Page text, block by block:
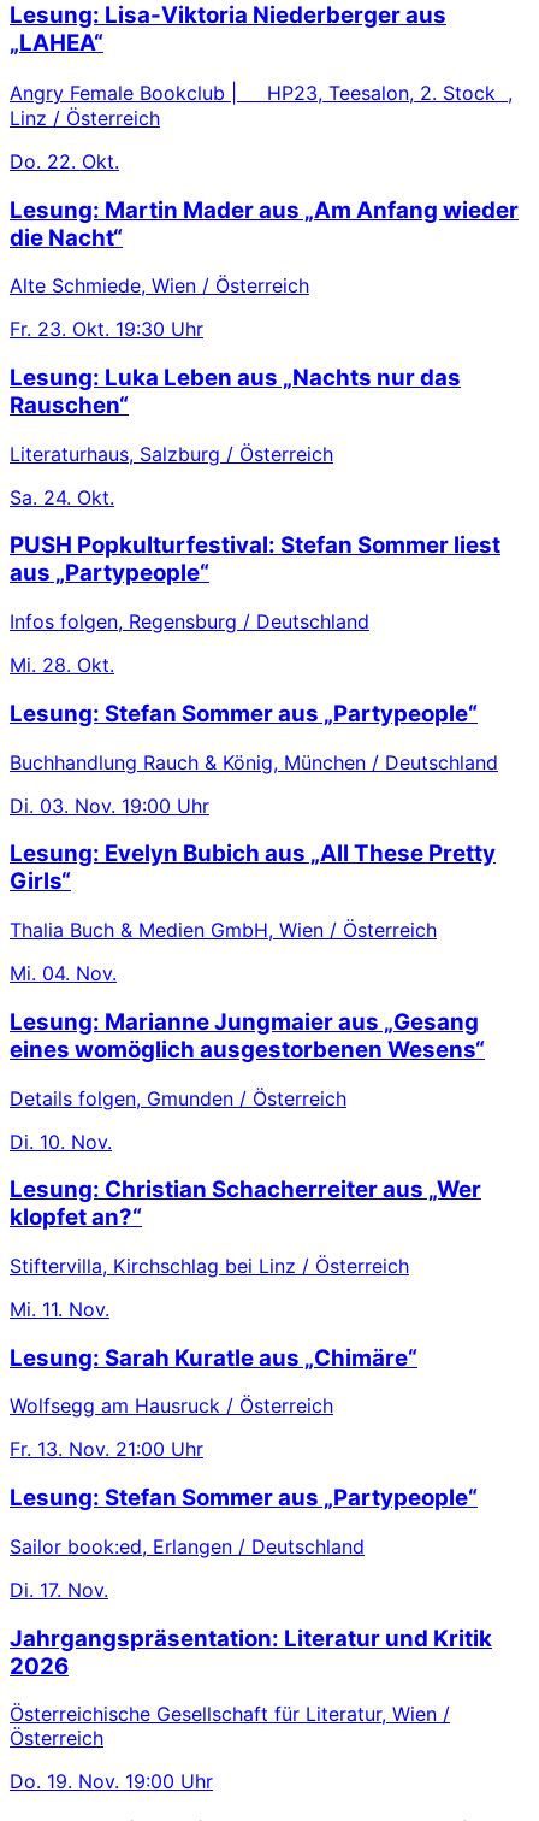
Lesung: Lisa-Viktoria Niederberger aus
„LAHEA“
Angry Female Bookclub | HP23, Teesalon, 2. Stock ,
Linz / Österreich
Do. 22. Okt.
Lesung: Martin Mader aus „Am Anfang wieder
die Nacht“
Alte Schmiede, Wien / Österreich
Fr. 23. Okt. 19:30 Uhr
Lesung: Luka Leben aus „Nachts nur das
Rauschen“
Literaturhaus, Salzburg / Österreich
Sa. 24. Okt.
PUSH Popkulturfestival: Stefan Sommer liest
aus „Partypeople“
Infos folgen, Regensburg / Deutschland
Mi. 28. Okt.
Lesung: Stefan Sommer aus „Partypeople“
Buchhandlung Rauch & König, München / Deutschland
Di. 03. Nov. 19:00 Uhr
Lesung: Evelyn Bubich aus „All These Pretty
Girls“
Thalia Buch & Medien GmbH, Wien / Österreich
Mi. 04. Nov.
Lesung: Marianne Jungmaier aus „Gesang
eines womöglich ausgestorbenen Wesens“
Details folgen, Gmunden / Österreich
Di. 10. Nov.
Lesung: Christian Schacherreiter aus „Wer
klopfet an?“
Stiftervilla, Kirchschlag bei Linz / Österreich
Mi. 11. Nov.
Lesung: Sarah Kuratle aus „Chimäre“
Wolfsegg am Hausruck / Österreich
Fr. 13. Nov. 21:00 Uhr
Lesung: Stefan Sommer aus „Partypeople“
Sailor book:ed, Erlangen / Deutschland
Di. 17. Nov.
Jahrgangspräsentation: Literatur und Kritik
2026
Österreichische Gesellschaft für Literatur, Wien /
Österreich
Do. 19. Nov. 19:00 Uhr